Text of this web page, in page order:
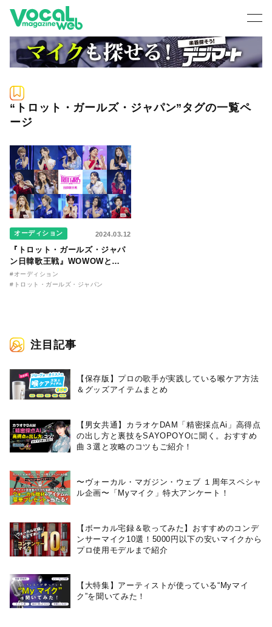
“トロット・ガールズ・ジャパン”タグの一覧ペ
ージ
オーディション 2024.03.12
『トロット・ガールズ・ジャパ
ン日韓歌王戦』WOWOWと
ABEMAで全話無料放送決定！
日本と韓国のオーディション番
#オーディション
#トロット・ガールズ・ジャパン
注目記事
【保存版】プロの歌手が実践している喉ケア⽅法
＆グッズアイテムまとめ
【男女共通】カラオケDAM「精密採点Ai」高得点
の出し方と裏技をSAYOPOYOに聞く。おすすめ
曲３選と攻略のコツもご紹介！
〜ヴォーカル・マガジン・ウェブ １周年スペシャ
ル企画〜「Myマイク」特大アンケート！
【ボーカル宅録＆歌ってみた】おすすめのコンデ
ンサーマイク10選！5000円以下の安いマイクから
プロ使用モデルまで紹介
【大特集】アーティストが使っている“Myマイ
ク”を聞いてみた！